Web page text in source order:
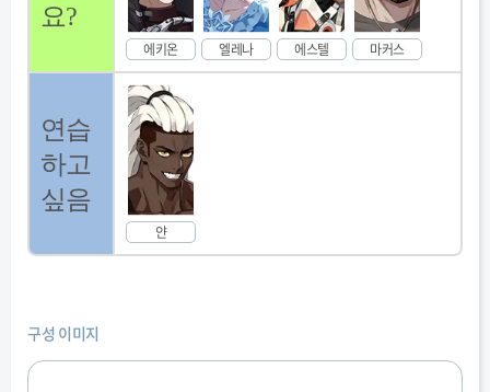
요?
에키온 엘레나 에스텔 마커스
연습
하고
싶음
얀
구성 이미지